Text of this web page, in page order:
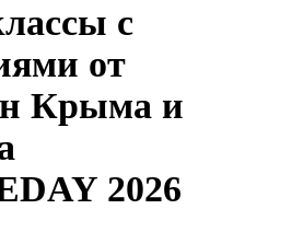
с
от
Крыма и
2026